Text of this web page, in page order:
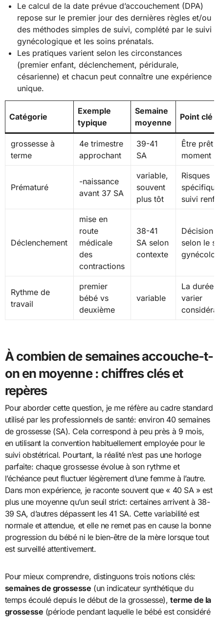
Le calcul de la date prévue d’accouchement (DPA)
repose sur le premier jour des dernières règles et/ou
des méthodes simples de suivi, complété par le suivi
gynécologique et les soins prénatals.
Les pratiques varient selon les circonstances
(premier enfant, déclenchement, péridurale,
césarienne) et chacun peut connaître une expérience
unique.
Catégorie
Exemple
typique
Semaine
moyenne
Point clé
grossesse à
terme
4e trimestre
approchant
39-41
SA
Être prêt
moment
Prématuré
-naissance
avant 37 SA
variable,
souvent
plus tôt
Risques
suivi
Déclenchement
mise en
route
médicale
des
contractions
38-41
SA selon
contexte
Décision
selon le
Rythme de
travail
premier
bébé vs
deuxième
variable
La durée
varier
À combien de semaines accouche-t-
on en moyenne : chiffres clés et
repères
Pour aborder cette question, je me réfère au cadre standard
utilisé par les professionnels de santé: environ 40 semaines
de grossesse (SA). Cela correspond à peu près à 9 mois,
en utilisant la convention habituellement employée pour le
suivi obstétrical. Pourtant, la réalité n’est pas une horloge
parfaite: chaque grossesse évolue à son rythme et
l’échéance peut fluctuer légèrement d’une femme à l’autre.
Dans mon expérience, je raconte souvent que « 40 SA » est
plus une moyenne qu’un seuil strict: certaines arrivent à 38-
39 SA, d’autres dépassent les 41 SA. Cette variabilité est
normale et attendue, et elle ne remet pas en cause la bonne
progression du bébé ni le bien-être de la mère lorsque tout
est surveillé attentivement.
Pour mieux comprendre, distinguons trois notions clés:
semaines de grossesse (un indicateur synthétique du
temps écoulé depuis le début de la grossesse),terme de la
grossesse (période pendant laquelle le bébé est considéré